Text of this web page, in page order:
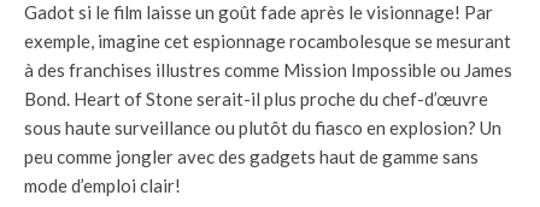
Gadot si le film laisse un goût fade après le visionnage! Par
exemple, imagine cet espionnage rocambolesque se mesurant
à des franchises illustres comme Mission Impossible ou James
Bond. Heart of Stone serait-il plus proche du chef-d’œuvre
sous haute surveillance ou plutôt du fiasco en explosion? Un
peu comme jongler avec des gadgets haut de gamme sans
mode d’emploi clair!